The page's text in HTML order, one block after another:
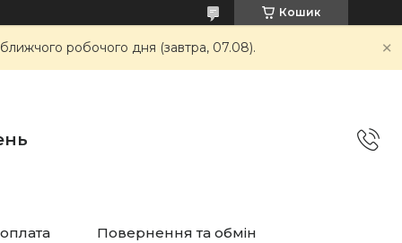
Кошик
робочого дня (завтра, 07.08).
Повернення та обмін